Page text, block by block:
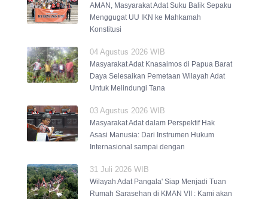
AMAN, Masyarakat Adat Suku Balik Sepaku
Menggugat UU IKN ke Mahkamah
Konstitusi
04 Agustus 2026 WIB
Masyarakat Adat Knasaimos di Papua Barat
Daya Selesaikan Pemetaan Wilayah Adat
Untuk Melindungi Tana
03 Agustus 2026 WIB
Masyarakat Adat dalam Perspektif Hak
Asasi Manusia: Dari Instrumen Hukum
Internasional sampai dengan
31 Juli 2026 WIB
Wilayah Adat Pangala' Siap Menjadi Tuan
Rumah Sarasehan di KMAN VII : Kami akan